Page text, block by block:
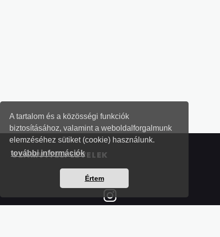
A tartalom és a közösségi funkciók
biztosításához, valamint a weboldalforgalmunk
elemzéséhez sütiket (cookie) használunk.
további információk
Értem
SZÁMVITELI LEVELEK